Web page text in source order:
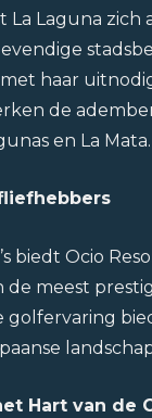
La Laguna zich
haar
de
en La Mata.
biedt Ocio
meest
golfervaring
Hart van de